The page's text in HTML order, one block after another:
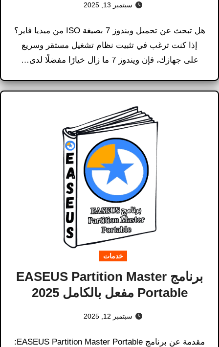
سبتمبر 13, 2025
هل تبحث عن تحميل ويندوز 7 بصيغة ISO من ميديا فاير؟
إذا كنت ترغب في تثبيت نظام تشغيل مستقر وسريع
على جهازك، فإن ويندوز 7 ما زال خيارًا مفضلًا لدى…
خدمات
برنامج EASEUS Partition Master
Portable مفعل بالكامل 2025
سبتمبر 12, 2025
مقدمة عن برنامج EASEUS Partition Master Portable: